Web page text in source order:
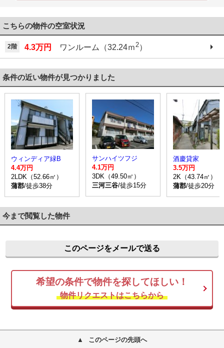
こちらの物件の空室状況
2階 4.3万円 ワンルーム（32.24ｍ 2）
条件の近い物件が見つかりました
ウィンディア緑B
4.4万円
2LDK（52.66㎡）
蒲郡/徒歩38分
サンハイツフジ
4.1万円
3DK（49.50㎡）
三河三谷/徒歩15分
酒慶貸家
3.5万円
2K（43.74㎡）
蒲郡/徒歩20分
今まで閲覧した物件
このページをメールで送る
希望の条件で物件を探してほしい！
物件リクエストはこちらから
このページの先頭へ